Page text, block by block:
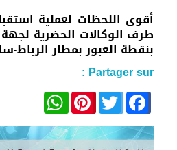
أقوى اللحظات لعملية
طرف الوكالات الحضرية لجهة
بنقطة العبور بمطار الرباط-
Partager sur :
Facebook
Twitter
Pinterest